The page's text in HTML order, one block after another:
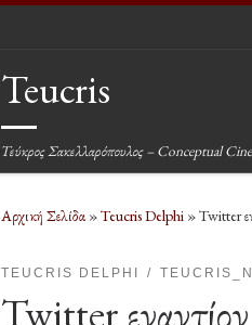
Teucris
Τεύκρος Σακελλαρόπουλος – Conceptual
Αρχική Σελίδα»Teucris Delphi »Twitter
TEUCRIS DELPHI
Twitter